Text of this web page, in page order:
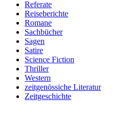
Referate
Reiseberichte
Romane
Sachbücher
Sagen
Satire
Science Fiction
Thriller
Western
zeitgenössiche Literatur
Zeitgeschichte